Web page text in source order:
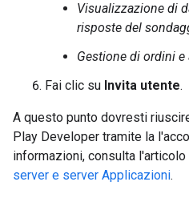
Visualizzazione di
risposte del
Gestione di ordini
Fai clic su Invita utente.
A questo punto dovresti
Play Developer tramite la
informazioni, consulta
server e server Applicazioni.